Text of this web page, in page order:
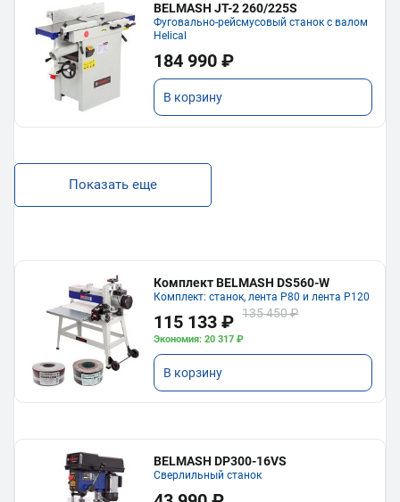
BELMASH JT-2 260/225S
Фуговально-рейсмусовый станок с валом
Helical
184 990 ₽
В корзину
Показать еще
Комплект BELMASH DS560-W
Комплект: станок, лента P80 и лента P120
115 133 ₽ 135 450 ₽
Экономия: 20 317 ₽
В корзину
BELMASH DP300-16VS
Сверлильный станок